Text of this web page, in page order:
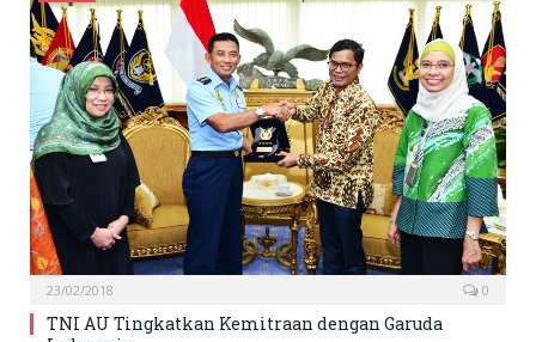
23/02/2018 0
TNI AU Tingkatkan Kemitraan dengan Garuda